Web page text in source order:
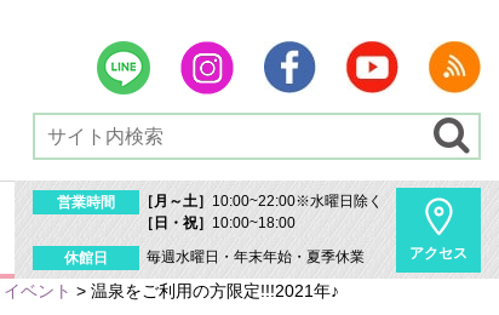
営業時間 ［月～土］ 10:00~22:00※水曜日除く
［日・祝］ 10:00~18:00
休館日 毎週水曜日・年末年始・夏季休業 アクセス
イベント > 温泉をご利用の方限定!!!2021年♪